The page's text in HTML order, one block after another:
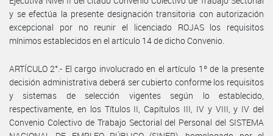
y se efectúa la presente designación transitoria con autorización
excepcional por no reunir el licenciado ROJAS los requisitos
mínimos establecidos en el artículo 14 de dicho Convenio.
ARTÍCULO 2°.- El cargo involucrado en el artículo 1º de la presente
decisión administrativa deberá ser cubierto conforme los requisitos
y sistemas de selección vigentes según lo establecido,
respectivamente, en los Títulos II, Capítulos III, IV y VIII, y IV del
Convenio Colectivo de Trabajo Sectorial del Personal del SISTEMA